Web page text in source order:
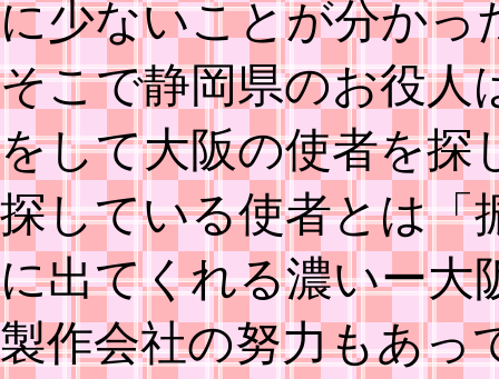
に少ないことが分かっ
そこで静岡県のお役人
をして大阪の使者を探
探している使者とは「
に出てくれる濃いー大
製作会社の努力もあっ